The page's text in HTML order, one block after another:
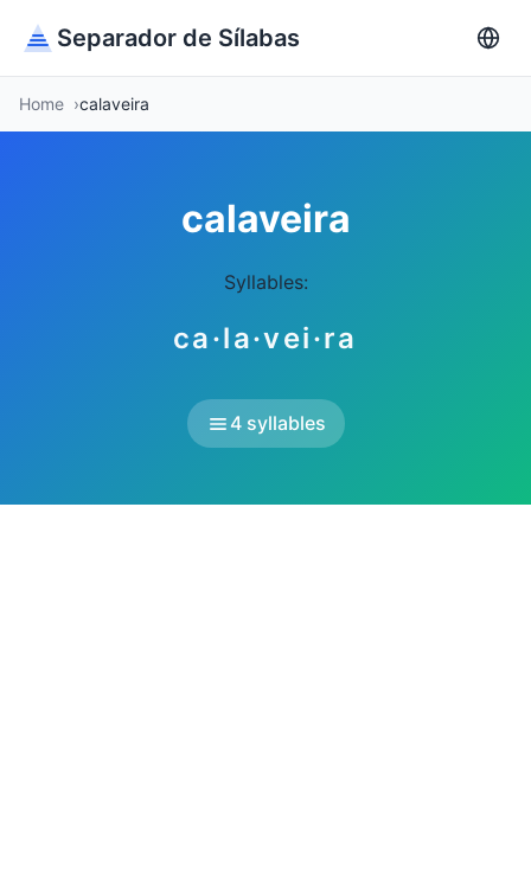
Separador de Sílabas
Home calaveira
calaveira
Syllables:
ca·la·vei·ra
4 syllables